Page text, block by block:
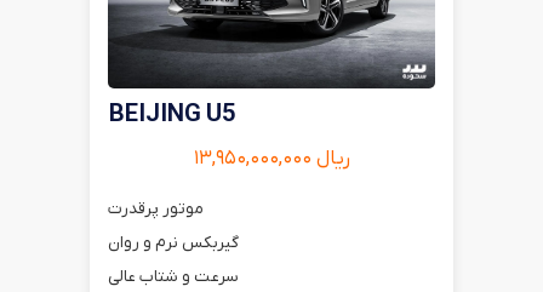
BEIJING U5
ریال ۱۳,۹۵۰,۰۰۰,۰۰۰
موتور پرقدرت
گیربکس نرم و روان
سرعت و شتاب عالی